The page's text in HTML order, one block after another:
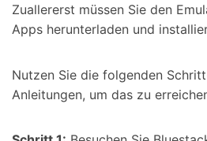
Zuallererst müssen Sie den
Apps herunterladen und
Nutzen Sie die folgenden
Anleitungen, um das zu